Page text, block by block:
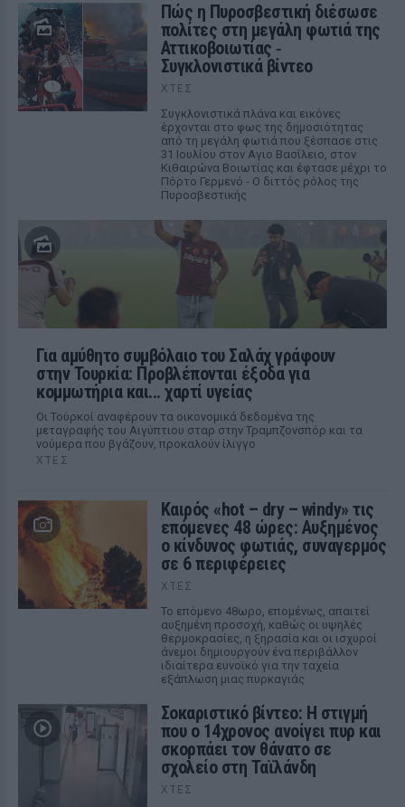
Πώς η Πυροσβεστική διέσωσε
πολίτες στη μεγάλη φωτιά της
Αττικοβοιωτίας ‑
Συγκλονιστικά βίντεο
ΧΤΕΣ
Συγκλονιστικά πλάνα και εικόνες
έρχονται στο φως της δημοσιότητας
από τη μεγάλη φωτιά που ξέσπασε στις
31 Ιουλίου στον Αγιο Βασίλειο, στον
Κιθαιρώνα Βοιωτίας και έφτασε μέχρι το
Πόρτο Γερμενό - Ο διττός ρόλος της
Πυροσβεστικής
Για αμύθητο συμβόλαιο του Σαλάχ γράφουν
στην Τουρκία: Προβλέπονται έξοδα για
κομμωτήρια και... χαρτί υγείας
Οι Τούρκοί αναφέρουν τα οικονομικά δεδομένα της
μεταγραφής του Αιγύπτιου σταρ στην Τραμπζονσπόρ και τα
νούμερα που βγάζουν, προκαλούν ίλιγγο
ΧΤΕΣ
Καιρός «hot – dry – windy» τις
επόμενες 48 ώρες: Αυξημένος
ο κίνδυνος φωτιάς, συναγερμός
σε 6 περιφέρειες
ΧΤΕΣ
Το επόμενο 48ωρο, επομένως, απαιτεί
αυξημένη προσοχή, καθώς οι υψηλές
θερμοκρασίες, η ξηρασία και οι ισχυροί
άνεμοι δημιουργούν ένα περιβάλλον
ιδιαίτερα ευνοϊκό για την ταχεία
εξάπλωση μιας πυρκαγιάς
Σοκαριστικό βίντεο: Η στιγμή
που ο 14χρονος ανοίγει πυρ και
σκορπάει τον θάνατο σε
σχολείο στη Ταϊλάνδη
ΧΤΕΣ